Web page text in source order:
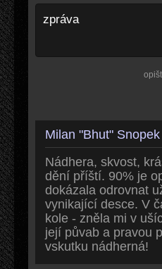
Milan "Bhut"
Nádhera, skvost,
dění příští. 90% je
dokázala odrovnat
vynikající desce. V
kole - zněla mi v
její půvab a pravou
vskutku nádherná!